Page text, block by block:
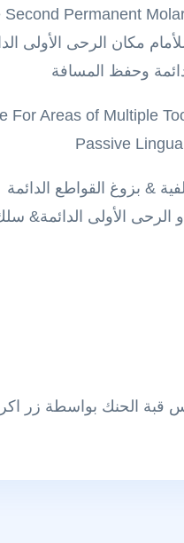
مكان الرحى الأولى
وحفظ المسافة
& بزوغ القواطع الدائمة
الرحى الأولى الدائمة&
الحنك بواسطة زر